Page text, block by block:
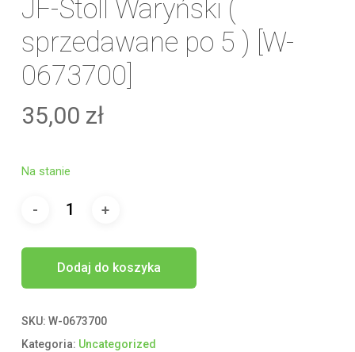
JF-Stoll Waryński (
sprzedawane po 5 ) [W-
0673700]
35,00 zł
Na stanie
Dodaj do koszyka
SKU: W-0673700
Kategoria: Uncategorized